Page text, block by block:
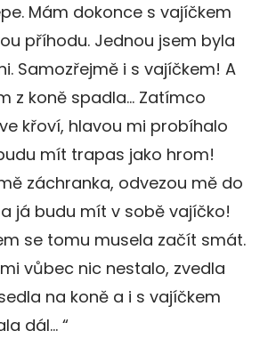
Mám dokonce s vajíčkem
příhodu. Jednou jsem byla
Samozřejmě i s vajíčkem! A
z koně spadla… Zatímco
křoví, hlavou mi probíhalo
mít trapas jako hrom!
záchranka, odvezou mě do
já budu mít v sobě vajíčko!
se tomu musela začít smát.
vůbec nic nestalo, zvedla
na koně a i s vajíčkem
dál… “